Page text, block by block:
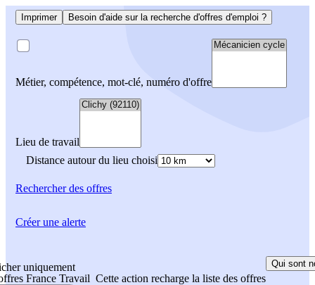
Imprimer Besoin d'aide sur la recherche d'offres d'emploi ?
Métier, compétence, mot-clé, numéro d'offre
Lieu de travail
Distance autour du lieu choisi
Rechercherdes offres
uniquement
France Travail Cette action recharge la liste des offres
Qui sont
Créer une alerte